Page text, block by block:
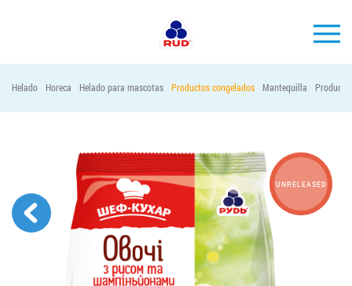
EMPRESA
Horeca
Contactos
Vacantes
Helado Horeca Helado para mascotas Productos congelados Mantequilla
UNRELEASED